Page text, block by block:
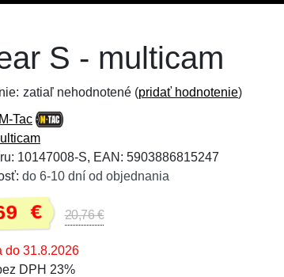
S - multicam
zatiaľ nehodnotené (pridať hodnotenie)
M-Tac
10147008-S, EAN: 5903886815247
do 6-10 dní od objednania
€ 20,76 €
do 31.8.2026
DPH 23%